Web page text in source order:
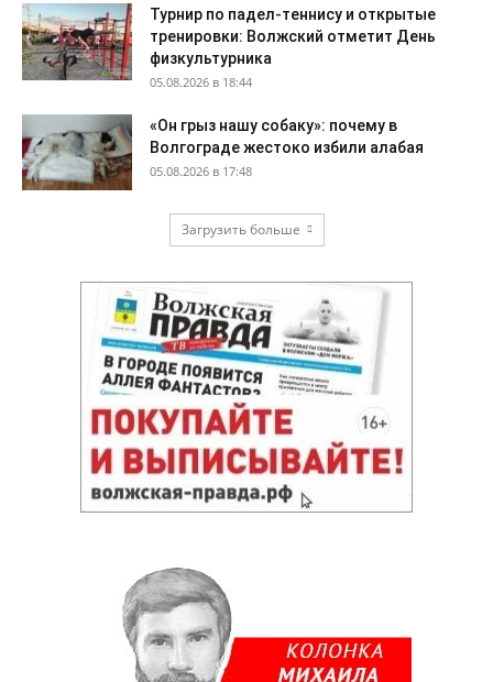
Турнир по падел-теннису и открытые
тренировки: Волжский отметит День
физкультурника
05.08.2026 в 18:44
«Он грыз нашу собаку»: почему в
Волгограде жестоко избили алабая
05.08.2026 в 17:48
Загрузить больше